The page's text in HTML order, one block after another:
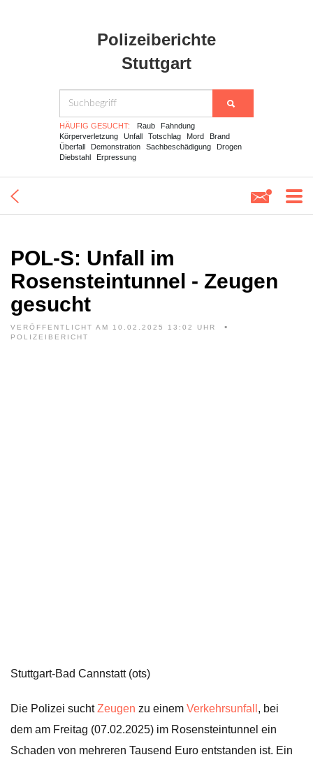
Polizeiberichte
Stuttgart
HÄUFIG GESUCHT: Raub
Fahndung
Körperverletzung
Unfall Totschlag Mord
Brand
Überfall
Demonstration Sachbeschädigung
Drogen
Diebstahl
Erpressung
POL-S: Unfall im
Rosensteintunnel - Zeugen
gesucht
VERÖFFENTLICHT AM 10.02.2025 13:02 UHR
POLIZEIBERICHT
Stuttgart-Bad Cannstatt (ots)
Die Polizei suchtZeugen zu einem Verkehrsunfall , bei
dem am Freitag (07.02.2025) im Rosensteintunnel ein
Schaden von mehreren Tausend Euro entstanden ist. Ein